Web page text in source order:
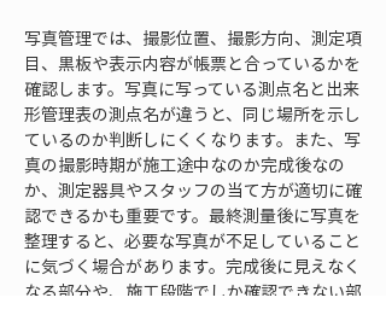
写真管理では、撮影位置、撮影方向、測定項
目、黒板や表示内容が帳票と合っているかを
確認します。写真に写っている測点名と出来
形管理表の測点名が違うと、同じ場所を示し
ているのか判断しにくくなります。また、写
真の撮影時期が施工途中なのか完成後なの
か、測定器具やスタッフの当て方が適切に確
認できるかも重要です。最終測量後に写真を
整理すると、必要な写真が不足していること
に気づく場合があります。完成後に見えなく
なる部分や、施工段階でしか確認できない部